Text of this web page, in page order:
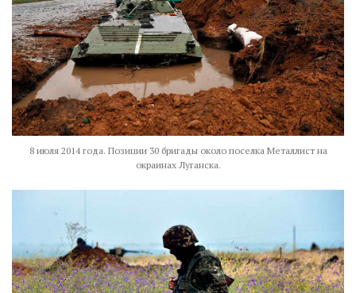
8 июля 2014 года. Позиции 30 бригады около поселка Металлист на
окраинах Луганска.